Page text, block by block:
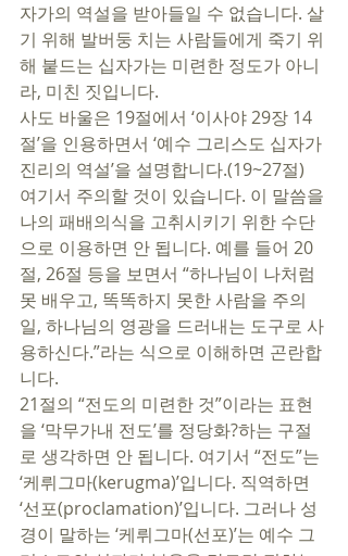
자가의 역설을 받아들일 수 없습니다. 살
기 위해 발버둥 치는 사람들에게 죽기 위
해 붙드는 십자가는 미련한 정도가 아니
라, 미친 짓입니다.
사도 바울은 19절에서 ‘이사야 29장 14
절’을 인용하면서 ‘예수 그리스도 십자가
진리의 역설’을 설명합니다.(19~27절)
여기서 주의할 것이 있습니다. 이 말씀을
나의 패배의식을 고취시키기 위한 수단
으로 이용하면 안 됩니다. 예를 들어 20
절, 26절 등을 보면서 “하나님이 나처럼
못 배우고, 똑똑하지 못한 사람을 주의
일, 하나님의 영광을 드러내는 도구로 사
용하신다.”라는 식으로 이해하면 곤란합
니다.
21절의 “전도의 미련한 것”이라는 표현
을 ‘막무가내 전도’를 정당화?하는 구절
로 생각하면 안 됩니다. 여기서 “전도”는
‘케뤼그마(kerugma)’입니다. 직역하면
‘선포(proclamation)’입니다. 그러나 성
경이 말하는 ‘케뤼그마(선포)’는 예수 그